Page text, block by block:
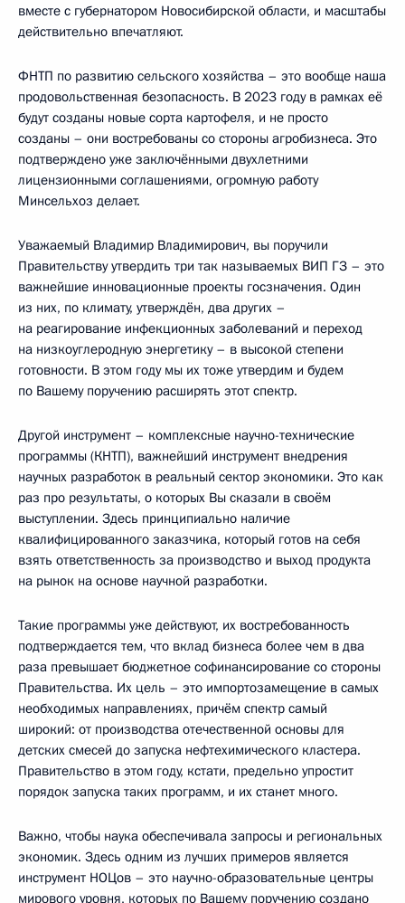
вместе с губернатором Новосибирской области, и масштабы
действительно впечатляют.
ФНТП по развитию сельского хозяйства – это вообще наша
продовольственная безопасность. В 2023 году в рамках её
будут созданы новые сорта картофеля, и не просто
созданы – они востребованы со стороны агробизнеса. Это
подтверждено уже заключёнными двухлетними
лицензионными соглашениями, огромную работу
Минсельхоз делает.
Уважаемый Владимир Владимирович, вы поручили
Правительству утвердить три так называемых ВИП ГЗ – это
важнейшие инновационные проекты госзначения. Один
из них, по климату, утверждён, два других –
на реагирование инфекционных заболеваний и переход
на низкоуглеродную энергетику – в высокой степени
готовности. В этом году мы их тоже утвердим и будем
по Вашему поручению расширять этот спектр.
Другой инструмент – комплексные научно-технические
программы (КНТП), важнейший инструмент внедрения
научных разработок в реальный сектор экономики. Это как
раз про результаты, о которых Вы сказали в своём
выступлении. Здесь принципиально наличие
квалифицированного заказчика, который готов на себя
взять ответственность за производство и выход продукта
на рынок на основе научной разработки.
Такие программы уже действуют, их востребованность
подтверждается тем, что вклад бизнеса более чем в два
раза превышает бюджетное софинансирование со стороны
Правительства. Их цель – это импортозамещение в самых
необходимых направлениях, причём спектр самый
широкий: от производства отечественной основы для
детских смесей до запуска нефтехимического кластера.
Правительство в этом году, кстати, предельно упростит
порядок запуска таких программ, и их станет много.
Важно, чтобы наука обеспечивала запросы и региональных
экономик. Здесь одним из лучших примеров является
инструмент НОЦов – это научно-образовательные центры
мирового уровня, которых по Вашему поручению создано